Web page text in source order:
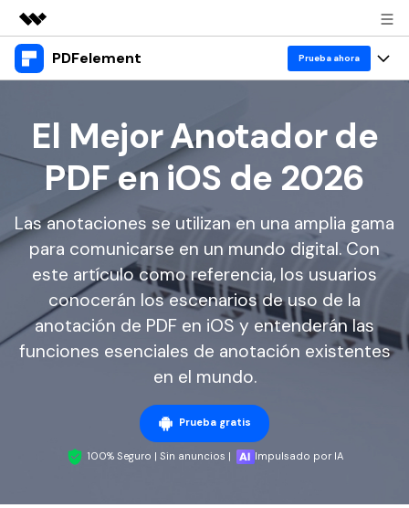
Productos destacados
Utilidades
Resumen
Soluciones
Quiénes somos
Sala de prensa
Tienda
PDFelement Prueba ahora
Escritorio
PDFelement para Windows
PDFelement para Mac
Aplicación móvil
PDFelement para iPhone/iPad
PDFelement para Android
Wondershare PDFelement Cloud
PDFelement Pro DC
Características
Educativas
Leer PDF
Anotar PDF
Crear PDF
Unir PDF
Convertir PDF
Chat con PDF
Resumidor de PDF con IA
Traductor de PDF con IA
Corrector gramatical de IA
Detectar contenido de IA
Recursos
IA de PDF
Anotación de PDF
Organización de PDF
Negocios
Comprar ahora
Iniciar sesión
El Mejor Anotador de
PDF en iOS de 2026
Las anotaciones se utilizan en una amplia gama
para comunicarse en un mundo digital. Con
este artículo como referencia, los usuarios
conocerán los escenarios de uso de la
anotación de PDF en iOS y entenderán las
funciones esenciales de anotación existentes
en el mundo.
Prueba gratis
100% Seguro | Sin anuncios | Impulsado por IA